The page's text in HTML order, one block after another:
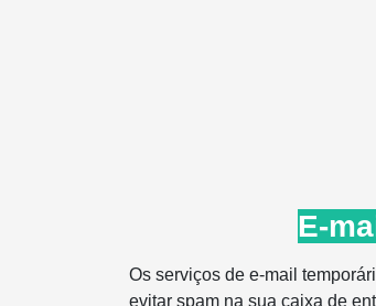
E-
Os serviços de e-mail
evitar spam na sua caixa de